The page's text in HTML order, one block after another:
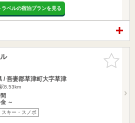
ラベルの宿泊プランを見る
お気に入
りに追加
/ 吾妻郡草津町大字草津
8.53km
～
スキー・スノボ